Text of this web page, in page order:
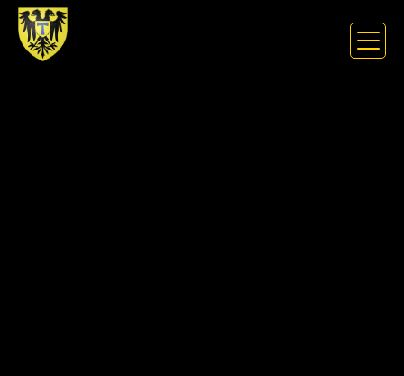
Panneau de gestion des cookies